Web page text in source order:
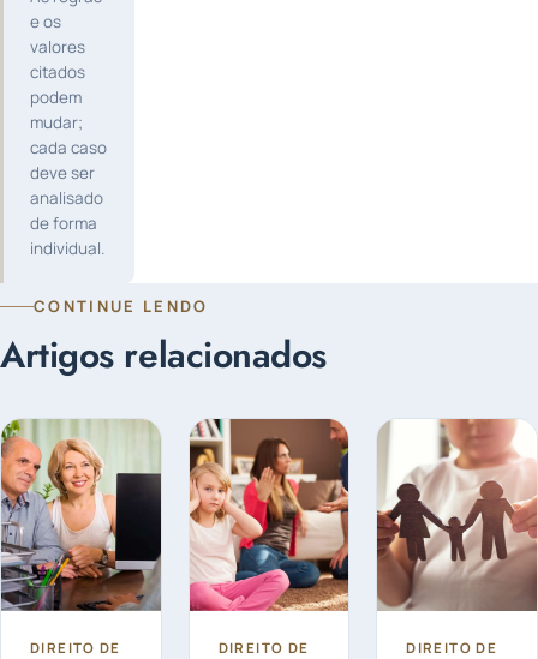
e os
valores
citados
podem
mudar;
cada caso
deve ser
analisado
de forma
individual.
CONTINUE LENDO
Artigos relacionados
DIREITO DE
DIREITO DE
DIREITO DE